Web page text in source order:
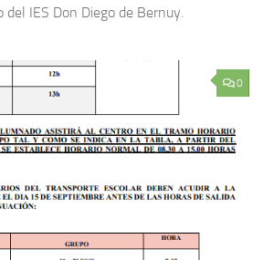
IES Don Diego de Bernuy.
0